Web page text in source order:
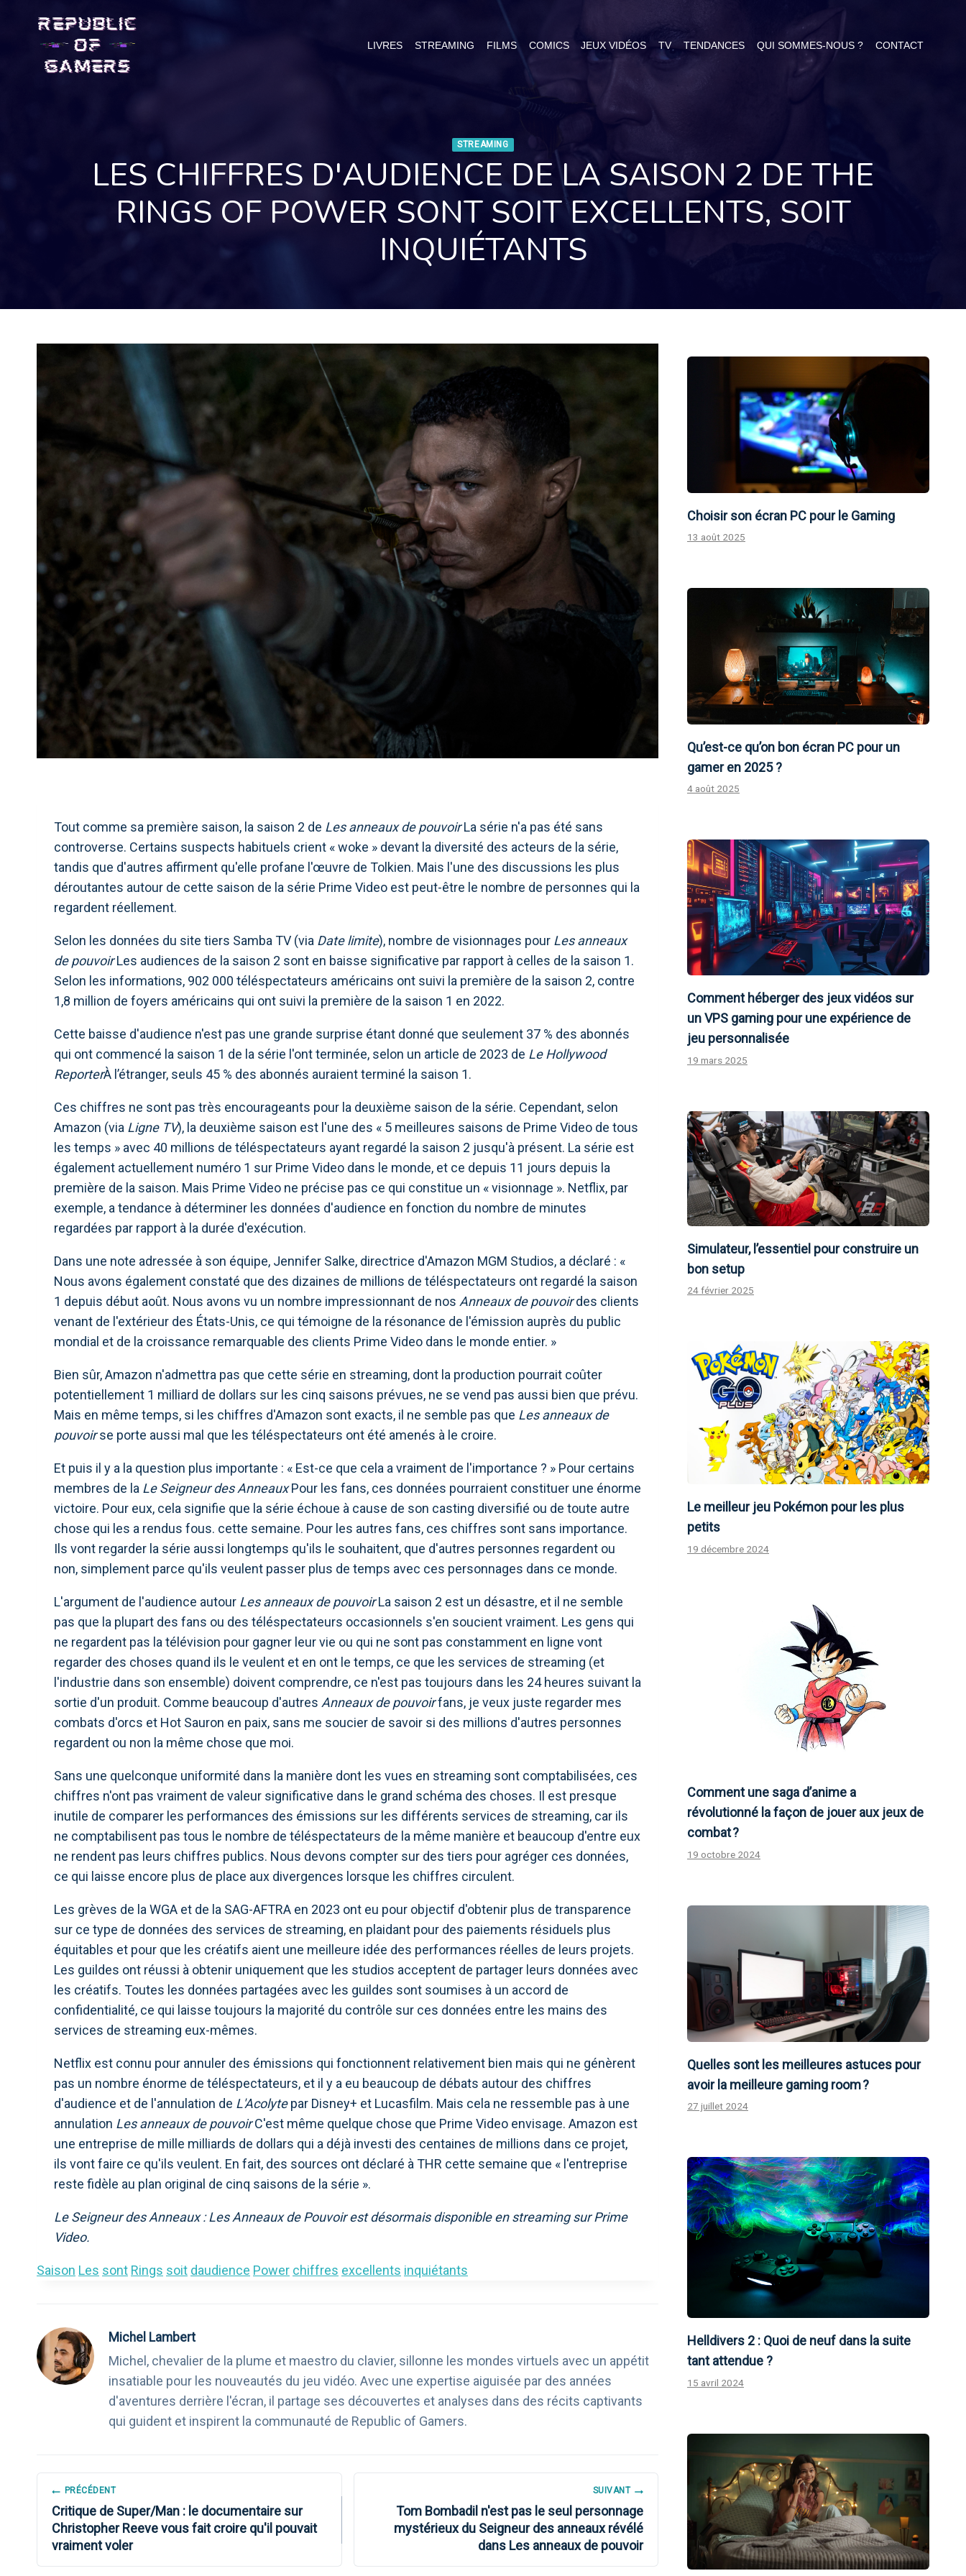
content
LIVRES STREAMING FILMS COMICS JEUX VIDÉOS TV TENDANCES QUI SOMMES-NOUS ? CONTACT
STREAMING
LES CHIFFRES D'AUDIENCE DE LA SAISON 2 DE THE
RINGS OF POWER SONT SOIT EXCELLENTS, SOIT
INQUIÉTANTS
Tout comme sa première saison, la saison 2 de Les anneaux de pouvoirLa série n'a pas été sans
controverse. Certains suspects habituels crient « woke » devant la diversité des acteurs de la série,
tandis que d'autres affirment qu'elle profane l'œuvre de Tolkien. Mais l'une des discussions les plus
déroutantes autour de cette saison de la série Prime Video est peut-être le nombre de personnes qui la
regardent réellement.
Selon les données du site tiers Samba TV (via Date limite), nombre de visionnages pour Les anneaux
de pouvoirLes audiences de la saison 2 sont en baisse significative par rapport à celles de la saison 1.
Selon les informations, 902 000 téléspectateurs américains ont suivi la première de la saison 2, contre
1,8 million de foyers américains qui ont suivi la première de la saison 1 en 2022.
Cette baisse d'audience n'est pas une grande surprise étant donné que seulement 37 % des abonnés
qui ont commencé la saison 1 de la série l'ont terminée, selon un article de 2023 de Le Hollywood
ReporterÀ l’étranger, seuls 45 % des abonnés auraient terminé la saison 1.
Ces chiffres ne sont pas très encourageants pour la deuxième saison de la série. Cependant, selon
Amazon (via Ligne TV), la deuxième saison est l'une des « 5 meilleures saisons de Prime Video de tous
les temps » avec 40 millions de téléspectateurs ayant regardé la saison 2 jusqu'à présent. La série est
également actuellement numéro 1 sur Prime Video dans le monde, et ce depuis 11 jours depuis la
première de la saison. Mais Prime Video ne précise pas ce qui constitue un « visionnage ». Netflix, par
exemple, a tendance à déterminer les données d'audience en fonction du nombre de minutes
regardées par rapport à la durée d'exécution.
Dans une note adressée à son équipe, Jennifer Salke, directrice d'Amazon MGM Studios, a déclaré : «
Nous avons également constaté que des dizaines de millions de téléspectateurs ont regardé la saison
1 depuis début août. Nous avons vu un nombre impressionnant de nos Anneaux de pouvoirdes clients
venant de l'extérieur des États-Unis, ce qui témoigne de la résonance de l'émission auprès du public
mondial et de la croissance remarquable des clients Prime Video dans le monde entier. »
Bien sûr, Amazon n'admettra pas que cette série en streaming, dont la production pourrait coûter
potentiellement 1 milliard de dollars sur les cinq saisons prévues, ne se vend pas aussi bien que prévu.
Mais en même temps, si les chiffres d'Amazon sont exacts, il ne semble pas que Les anneaux de
pouvoirse porte aussi mal que les téléspectateurs ont été amenés à le croire.
Et puis il y a la question plus importante : « Est-ce que cela a vraiment de l'importance ? » Pour certains
membres de la Le Seigneur des AnneauxPour les fans, ces données pourraient constituer une énorme
victoire. Pour eux, cela signifie que la série échoue à cause de son casting diversifié ou de toute autre
chose qui les a rendus fous. cette semaine. Pour les autres fans, ces chiffres sont sans importance.
Ils vont regarder la série aussi longtemps qu'ils le souhaitent, que d'autres personnes regardent ou
non, simplement parce qu'ils veulent passer plus de temps avec ces personnages dans ce monde.
L'argument de l'audience autour Les anneaux de pouvoirLa saison 2 est un désastre, et il ne semble
pas que la plupart des fans ou des téléspectateurs occasionnels s'en soucient vraiment. Les gens qui
ne regardent pas la télévision pour gagner leur vie ou qui ne sont pas constamment en ligne vont
regarder des choses quand ils le veulent et en ont le temps, ce que les services de streaming (et
l'industrie dans son ensemble) doivent comprendre, ce n'est pas toujours dans les 24 heures suivant la
sortie d'un produit. Comme beaucoup d'autres Anneaux de pouvoirfans, je veux juste regarder mes
combats d'orcs et Hot Sauron en paix, sans me soucier de savoir si des millions d'autres personnes
regardent ou non la même chose que moi.
Sans une quelconque uniformité dans la manière dont les vues en streaming sont comptabilisées, ces
chiffres n'ont pas vraiment de valeur significative dans le grand schéma des choses. Il est presque
inutile de comparer les performances des émissions sur les différents services de streaming, car ils
ne comptabilisent pas tous le nombre de téléspectateurs de la même manière et beaucoup d'entre eux
ne rendent pas leurs chiffres publics. Nous devons compter sur des tiers pour agréger ces données,
ce qui laisse encore plus de place aux divergences lorsque les chiffres circulent.
Les grèves de la WGA et de la SAG-AFTRA en 2023 ont eu pour objectif d'obtenir plus de transparence
sur ce type de données des services de streaming, en plaidant pour des paiements résiduels plus
équitables et pour que les créatifs aient une meilleure idée des performances réelles de leurs projets.
Les guildes ont réussi à obtenir uniquement que les studios acceptent de partager leurs données avec
les créatifs. Toutes les données partagées avec les guildes sont soumises à un accord de
confidentialité, ce qui laisse toujours la majorité du contrôle sur ces données entre les mains des
services de streaming eux-mêmes.
Netflix est connu pour annuler des émissions qui fonctionnent relativement bien mais qui ne génèrent
pas un nombre énorme de téléspectateurs, et il y a eu beaucoup de débats autour des chiffres
d'audience et de l'annulation de L'Acolytepar Disney+ et Lucasfilm. Mais cela ne ressemble pas à une
annulation Les anneaux de pouvoirC'est même quelque chose que Prime Video envisage. Amazon est
une entreprise de mille milliards de dollars qui a déjà investi des centaines de millions dans ce projet,
ils vont faire ce qu'ils veulent. En fait, des sources ont déclaré à THR cette semaine que « l'entreprise
reste fidèle au plan original de cinq saisons de la série ».
Le Seigneur des Anneaux : Les Anneaux de Pouvoir est désormais disponible en streaming sur Prime
Video.
Saison Les sont Rings soit daudience Power chiffres excellents inquiétants
Michel Lambert
Michel, chevalier de la plume et maestro du clavier, sillonne les mondes virtuels avec un appétit
insatiable pour les nouveautés du jeu vidéo. Avec une expertise aiguisée par des années
d'aventures derrière l'écran, il partage ses découvertes et analyses dans des récits captivants
qui guident et inspirent la communauté de Republic of Gamers.
NAVIGATION
DE
L’ARTICLE
PRÉCÉDENT
Critique de Super/Man : le documentaire sur
Christopher Reeve vous fait croire qu'il pouvait
vraiment voler
SUIVANT
Tom Bombadil n'est pas le seul personnage
mystérieux du Seigneur des anneaux révélé
dans Les anneaux de pouvoir
Choisir son écran PC pour le Gaming
13 août 2025
Qu’est-ce qu’on bon écran PC pour un
gamer en 2025 ?
4 août 2025
Comment héberger des jeux vidéos sur
un VPS gaming pour une expérience de
jeu personnalisée
19 mars 2025
Simulateur, l’essentiel pour construire un
bon setup
24 février 2025
Le meilleur jeu Pokémon pour les plus
petits
19 décembre 2024
Comment une saga d’anime a
révolutionné la façon de jouer aux jeux de
combat ?
19 octobre 2024
Quelles sont les meilleures astuces pour
avoir la meilleure gaming room ?
27 juillet 2024
Helldivers 2 : Quoi de neuf dans la suite
tant attendue ?
15 avril 2024